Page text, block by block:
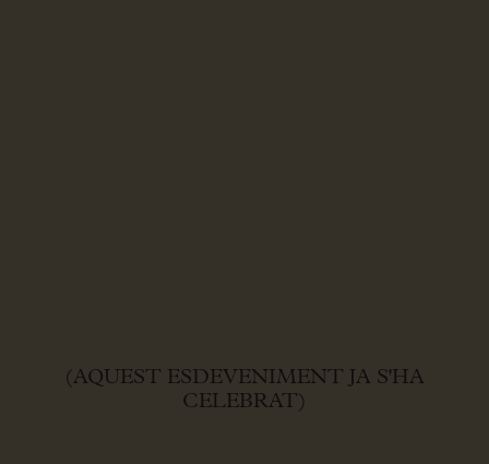
(AQUEST ESDEVENIMENT JA S'HA
CELEBRAT)